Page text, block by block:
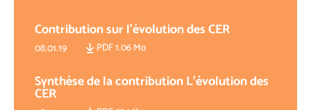
Contribution sur l'évolution des CER
08.01.19 PDF 1.06 Mo
Synthèse de la contribution L'évolution des
CER